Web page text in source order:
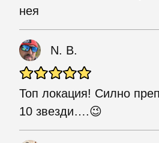
нея
N. B.
Топ локация! Силно
10 звезди….😉